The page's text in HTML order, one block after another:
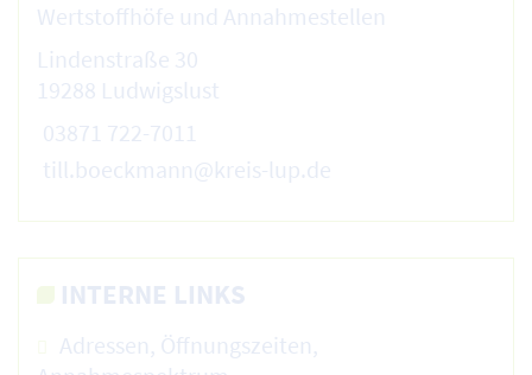
Wertstoffhöfe und Annahmestellen
Lindenstraße 30
19288 Ludwigslust
03871 722-7011
till.boeckmann@kreis-lup.de
INTERNE LINKS
Adressen, Öffnungszeiten,